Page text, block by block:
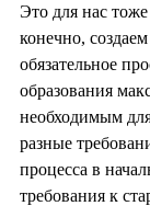
Это для нас
конечно,
обязательное
образования
необходимым
разные
процесса в
требования к